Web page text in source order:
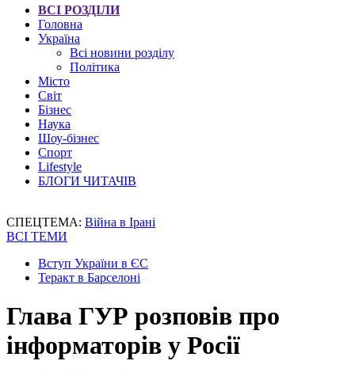
ВСІ РОЗДІЛИ
Головна
Україна
Всі новини розділу
Політика
Місто
Світ
Бізнес
Наука
Шоу-бізнес
Спорт
Lifestyle
БЛОГИ ЧИТАЧІВ
СПЕЦТЕМА: Війна в Ірані
ВСІ ТЕМИ
Вступ України в ЄС
Теракт в Барселоні
Глава ГУР розповів про
інформаторів у Росії